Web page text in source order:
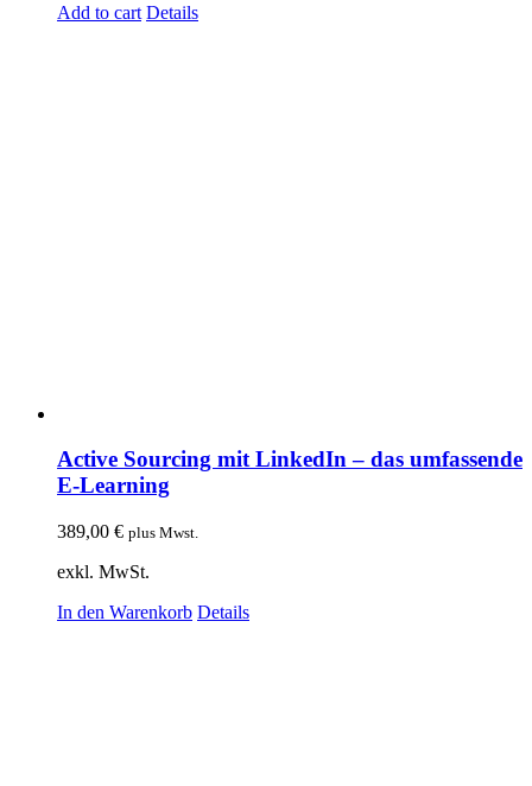
Add to cart Details
Active Sourcing mit LinkedIn – das umfassende
E-Learning
389,00 € plus Mwst.
exkl. MwSt.
In den Warenkorb Details